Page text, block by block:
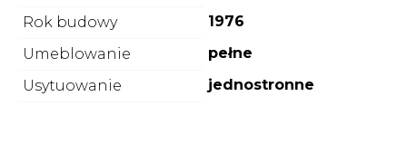
Rok budowy
1976
Umeblowanie
pełne
Usytuowanie
jednostronne